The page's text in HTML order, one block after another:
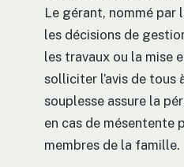
Le gérant, nommé par
les décisions de
les travaux ou la mise
solliciter l’avis de tous
souplesse assure la
en cas de mésentente
membres de la famille.